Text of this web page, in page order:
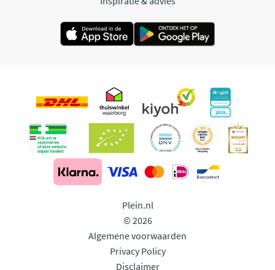
Plein.nl
© 2026
Algemene voorwaarden
Privacy Policy
Disclaimer